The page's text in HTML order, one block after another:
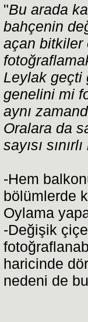
"Bu arada
bahçenin
açan bitkiler
Leylak
genelini mi
aynı
Oralara da
sayısı
-Hem
bölümlerde
Oylama
-Değişik
haricinde
nedeni de